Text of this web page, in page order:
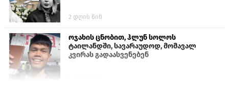
2 დღის წინ
ოჯახის ცნობით, ჰლუნ სოლოს
ტაილანდში, სავარაუდოდ, მომავალ
კვირას გადაასვენებენ